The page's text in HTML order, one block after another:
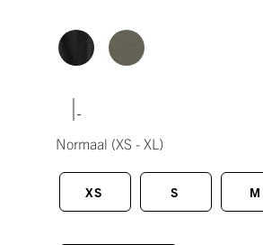
|
Normaal (XS - XL)
XS S M